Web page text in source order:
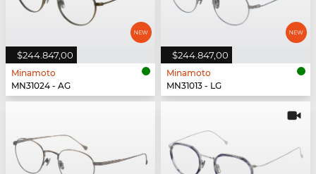
$244.847,00
Minamoto
MN31024 - AG
$244.847,00
Minamoto
MN31013 - LG